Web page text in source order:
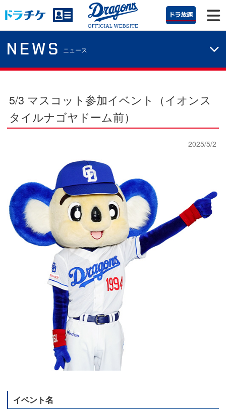
NEWS ニュース
5/3 マスコット参加イベント（イオンス
タイルナゴヤドーム前）
2025/5/2
イベント名